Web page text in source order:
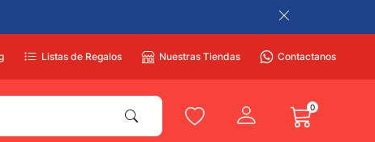
Listas de Regalos Nuestras Tiendas Contactanos
0